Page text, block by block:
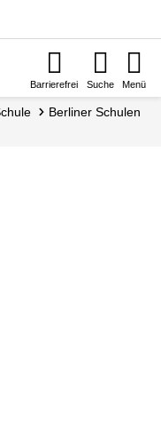
Barrierefrei Suche Menü
Schule
Berliner Schulen